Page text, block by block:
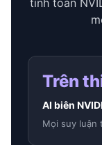
tính toán
Trên
AI biên
Mọi suy luận